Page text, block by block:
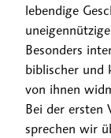
lebendige
Besonders
biblischer und
von ihnen
Bei der ersten
sprechen wir